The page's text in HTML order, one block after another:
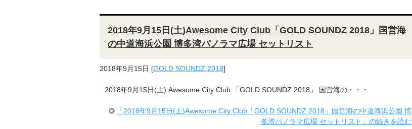
2018年9月15日(土)Awesome City Club「GOLD SOUNDZ 2018」国営海
の中道海浜公園 博多湾パノラマ広場 セットリスト
2018年9月15日 [GOLD SOUNDZ 2018]
2018年9月15日(土) Awesome City Club 「GOLD SOUNDZ 2018」 国営海の・・・
「2018年9月15日(土)Awesome City Club「GOLD SOUNDZ 2018」国営海の中道海浜公園 博
多湾パノラマ広場 セットリスト」の続きを読む